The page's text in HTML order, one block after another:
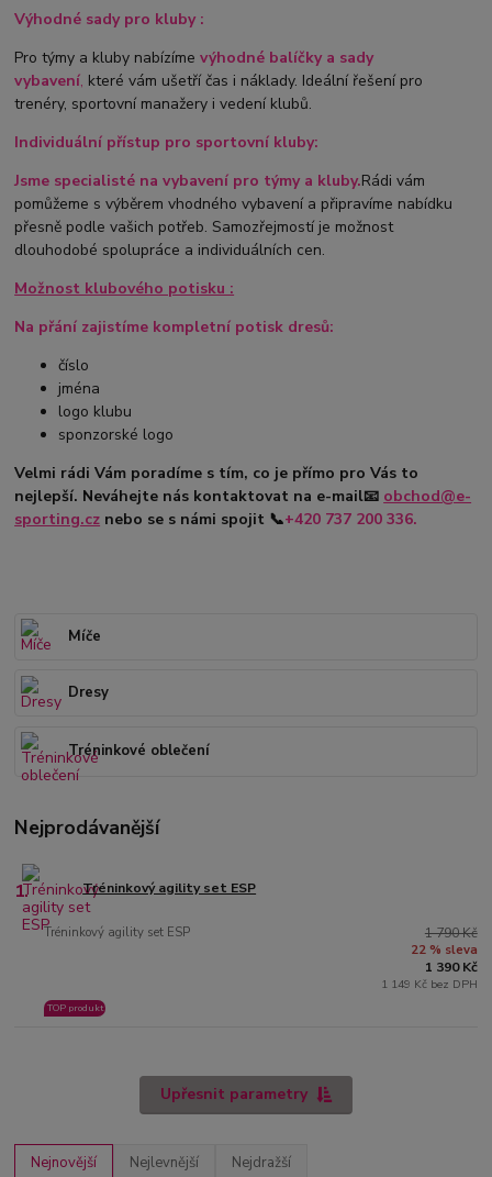
Výhodné sady pro kluby :
Pro týmy a kluby nabízímevýhodné balíčky a sady
vybavení, které vám ušetří čas i náklady. Ideální řešení pro
trenéry, sportovní manažery i vedení klubů.
Individuální přístup pro sportovní kluby:
Jsme specialisté na vybavení pro týmy a kluby.Rádi vám
pomůžeme s výběrem vhodného vybavení a připravíme nabídku
přesně podle vašich potřeb. Samozřejmostí je možnost
dlouhodobé spolupráce a individuálních cen.
Možnost klubového potisku :
Na přání zajistíme kompletní potisk dresů:
číslo
jména
logo klubu
sponzorské logo
Velmi rádi Vám poradíme s tím, co je přímo pro Vás to
nejlepší. Neváhejte nás kontaktovat na e-mail📧 obchod@e-
sporting.cz nebo se s námi spojit 📞+420 737 200 336.
Míče
Dresy
Tréninkové oblečení
Nejprodávanější
1. Tréninkový agility set ESP
Tréninkový agility set ESP
TOP produkt
1 790 Kč
22 % sleva
1 390 Kč
1 149 Kč bez DPH
Upřesnit parametry
Nejnovější Nejlevnější Nejdražší